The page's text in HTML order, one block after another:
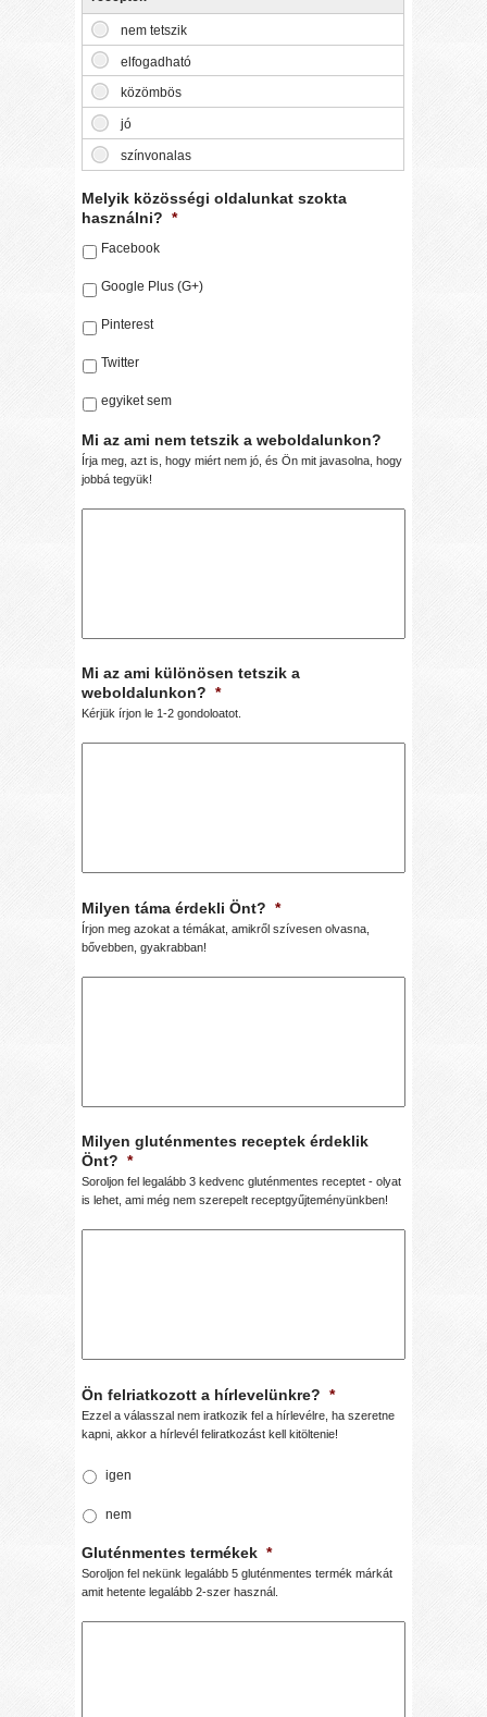
Melyik közösségi oldalunkat szokta
használni? *
Facebook
Google Plus (G+)
Pinterest
Twitter
egyiket sem
Mi az ami nem tetszik a weboldalunkon?
Írja meg, azt is, hogy miért nem jó, és Ön mit javasolna, hogy
jobbá tegyük!
Mi az ami különösen tetszik a
weboldalunkon? *
Kérjük írjon le 1-2 gondoloatot.
Milyen táma érdekli Önt? *
Írjon meg azokat a témákat, amikről szívesen olvasna,
bővebben, gyakrabban!
Milyen gluténmentes receptek érdeklik
Önt? *
Soroljon fel legalább 3 kedvenc gluténmentes receptet - olyat
is lehet, ami még nem szerepelt receptgyűjteményünkben!
Ön felriatkozott a hírlevelünkre? *
Ezzel a válasszal nem iratkozik fel a hírlevélre, ha szeretne
kapni, akkor a hírlevél feliratkozást kell kitöltenie!
igen
nem
Gluténmentes termékek *
Soroljon fel nekünk legalább 5 gluténmentes termék márkát
amit hetente legalább 2-szer használ.